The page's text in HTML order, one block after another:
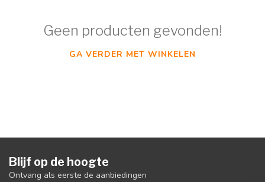
Geen producten gevonden!
GA VERDER MET WINKELEN
Blijf op de hoogte
Ontvang als eerste de aanbiedingen